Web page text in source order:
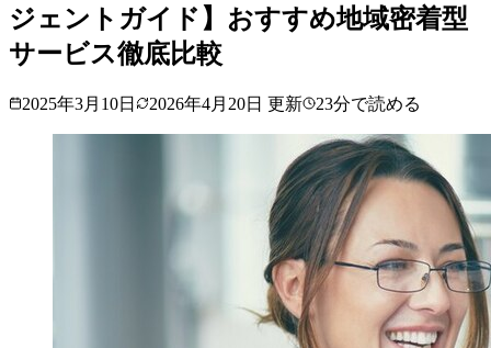
ジェントガイド】おすすめ地域密着型
サービス徹底比較
2025年3月10日 2026年4月20日 更新 23分で読める